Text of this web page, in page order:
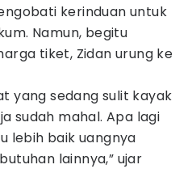
kerinduan untuk
Namun, begitu
tiket, Zidan urung ke
yang sedang sulit kayak
sudah mahal. Apa lagi
lebih baik uangnya
lainnya,” ujar